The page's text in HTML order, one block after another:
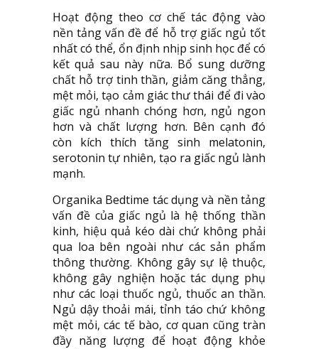
Hoạt động theo cơ chế tác động vào
nền tảng vấn đề để hỗ trợ giấc ngủ tốt
nhất có thể, ổn định nhịp sinh học để có
kết quả sau này nữa. Bổ sung dưỡng
chất hỗ trợ tinh thần, giảm căng thẳng,
mệt mỏi, tạo cảm giác thư thái để đi vào
giấc ngủ nhanh chóng hơn, ngủ ngon
hơn và chất lượng hơn. Bên cạnh đó
còn kích thích tăng sinh melatonin,
serotonin tự nhiên, tạo ra giấc ngủ lành
mạnh.
Organika Bedtime tác dụng và nền tảng
vấn đề của giấc ngủ là hệ thống thần
kinh, hiệu quả kéo dài chứ không phải
qua loa bên ngoài như các sản phẩm
thông thường. Không gây sự lệ thuộc,
không gây nghiện hoặc tác dụng phụ
như các loại thuốc ngủ, thuốc an thần.
Ngủ dậy thoải mái, tỉnh táo chứ không
mệt mỏi, các tế bào, cơ quan cũng tràn
đầy năng lượng để hoạt động khỏe